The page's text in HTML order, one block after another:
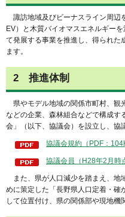
諏訪地域及びビーナスライン周辺
EV）と木質バイオマスエネルギー
て発展する事業を推進し、得られた
ます。
2 推進体制
県やモデル地域の関係市町村、観
などの企業、森林組合などで構成す
会」（以下、協議会）を設立し、協
協議会規約（PDF：
協議会員（H28年2月時
また、県が人口減少を踏まえ、地
めに策定した「長野県人口定着・確
して位置付け、県の関係部や現地機